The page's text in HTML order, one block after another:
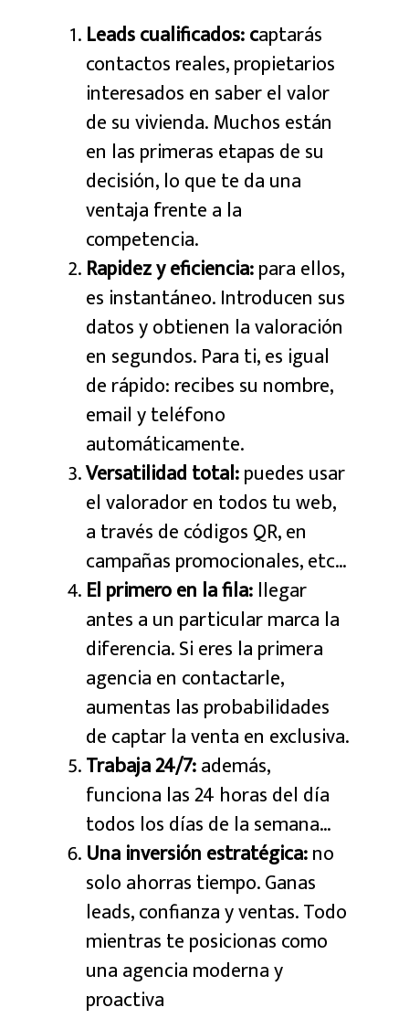
Leads cualificados: captarás
contactos reales, propietarios
interesados en saber el valor
de su vivienda. Muchos están
en las primeras etapas de su
decisión, lo que te da una
ventaja frente a la
competencia.
Rapidez y eficiencia:para ellos,
es instantáneo. Introducen sus
datos y obtienen la valoración
en segundos. Para ti, es igual
de rápido: recibes su nombre,
email y teléfono
automáticamente.
Versatilidad total:puedes usar
el valorador en todos tu web,
a través de códigos QR, en
campañas promocionales, etc…
El primero en la fila:llegar
antes a un particular marca la
diferencia. Si eres la primera
agencia en contactarle,
aumentas las probabilidades
de captar la venta en exclusiva.
Trabaja 24/7:además,
funciona las 24 horas del día
todos los días de la semana…
Una inversión estratégica:no
solo ahorras tiempo. Ganas
leads, confianza y ventas. Todo
mientras te posicionas como
una agencia moderna y
proactiva